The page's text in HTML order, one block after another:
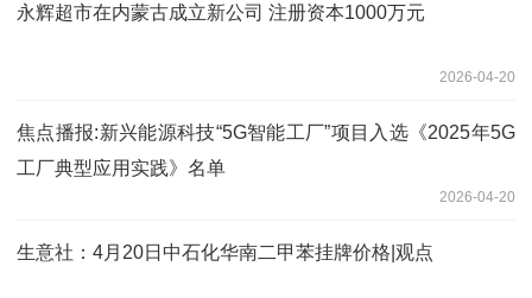
永辉超市在内蒙古成立新公司 注册资本1000万元
2026-04-20
焦点播报:新兴能源科技“5G智能工厂”项目入选《2025年5G
工厂典型应用实践》名单
2026-04-20
生意社：4月20日中石化华南二甲苯挂牌价格|观点